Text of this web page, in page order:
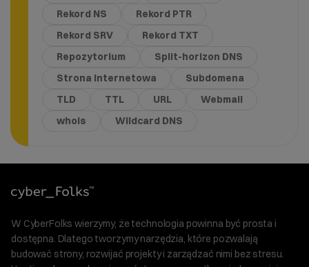
Rekord NS
Rekord PTR
Rekord SRV
Rekord TXT
Repozytorium
Split-horizon DNS
Strona internetowa
Subdomena
TLD
TTL URL
Webmail
whois
Wildcard DNS
W CyberFolks wierzymy, że technologia powinna być prosta i
dostępna. Dlatego tworzymy narzędzia, które pozwalają
budować strony, rozwijać projekty i zarządzać nimi bez stresu.